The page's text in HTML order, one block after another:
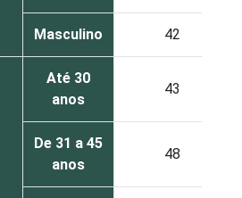
Masculino 42
Até 30
anos
43
De 31 a 45
anos
48